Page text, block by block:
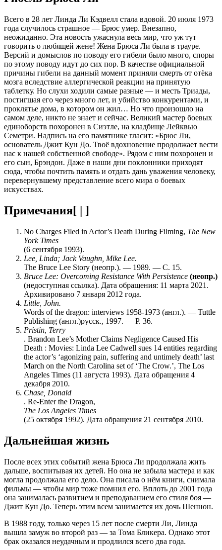
Всего в 28 лет Линда Ли Кэдвелл стала вдовой. 20 июля 1973
года случилось страшное — Брюс умер. Внезапно,
неожиданно. Эта новость ужаснула весь мир, что уж тут
говорить о любящей жене! Жена Брюса Ли была в трауре.
Версий и домыслов по поводу его гибели было много, споры
по этому поводу идут до сих пор. В качестве официальной
причины гибели на данный момент приняли смерть от отёка
мозга вследствие аллергической реакции на принятую
таблетку. Но слухи ходили самые разные — и месть Триады,
постигшая его через много лет, и убийство конкурентами, и
проклятье дома, в котором он жил… Но что произошло на
самом деле, никто не знает и сейчас. Великий мастер боевых
единоборств похоронен в Сиэтле, на кладбище Лейквью
Семетри. Надпись на его памятнике гласит: «Брюс Ли,
основатель Джит Кун До. Твоё вдохновение продолжает вести
нас к нашей собственной свободе». Рядом с ним похоронен и
его сын, Брэндон. Даже в наши дни поклонники приходят
сюда, чтобы почтить память и отдать дань уважения человеку,
перевернувшему представление всего мира о боевых
искусствах.
Примечания[ | ]
No Charges Filed in Actor’s Death During Filming, The New
York Times
(6 сентября 1993).
Lee, Linda; Jack Vaughn, Mike Lee.
The Bruce Lee Story (неопр.). — 1989. — С. 15.
Bruce Lee: Overcoming Resistance With Persistence (неопр.)
(недоступная ссылка). Дата обращения: 11 марта 2021.
Архивировано 7 января 2012 года.
Little, John.
Words of the dragon: interviews 1958-1973 (англ.). — Tuttle
Publishing (англ.)русск., 1997. — P. 36.
Pristin, Terry
. Brandon Lee’s Mother Claims Negligence Caused His
Death : Movies: Linda Lee Cadwell sues 14 entities regarding
the actor’s ‘agonizing pain, suffering and untimely death’ last
March on the North Carolina set of ‘The Crow.’, The Los
Angeles Times (11 августа 1993). Дата обращения 4
декабря 2010.
Chase, Donald
. Re-Enter the Dragon,
The Los Angeles Times
(25 октября 1992). Дата обращения 21 сентября 2010.
Дальнейшая жизнь
После всех этих событий жена Брюса Ли продолжала жить
дальше, воспитывая их детей. Но она не забыла мастера и как
могла продолжала его дело. Она писала о нём книги, снимала
фильмы — чтобы мир тоже помнил его. Вплоть до 2001 года
она занималась развитием и преподаванием его стиля боя —
Джит Кун До. Теперь этим всем занимается их дочь Шеннон.
В 1988 году, только через 15 лет после смерти Ли, Линда
вышла замуж во второй раз — за Тома Бликера. Однако этот
брак оказался неудачным и продлился всего два года.